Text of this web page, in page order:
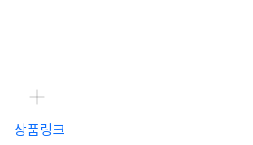
상품링크